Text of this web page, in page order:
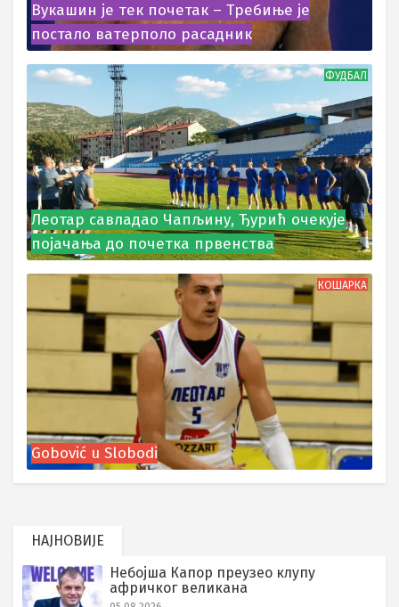
Вукашин је тек почетак – Требиње је
постало ватерполо расадник
ФУДБАЛ
Леотар савладао Чапљину, Ђурић очекује
појачања до почетка првенства
КОШАРКА
Gobović u Slobodi
НАЈНОВИЈЕ
Небојша Капор преузео клупу
афричког великана